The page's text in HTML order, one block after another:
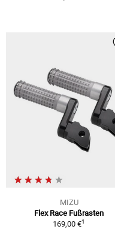
MIZU
Flex Race Fußrasten
169,00 €1